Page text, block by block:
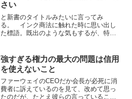
さい
と新書のタイトルみたいに言ってみ
る。 インク商法に触れた時に思い出し
た標語。既出のような気もするが、特定
エネルギーが関わるもの（代表的には電
源・電池・バッテリー・燃料）...
強すぎる権力の最大の問題は信用
を使えないこと
ファーウェイのCEOだか会長が必死に消
費者に訴えているのを見て、改めて思っ
たのだが、たとえ彼らの言っていること